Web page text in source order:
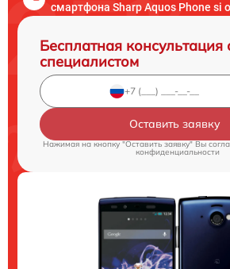
смартфона Sharp Aquos Phone si
Бесплатная консультация
специалистом
Оставить заявку
Нажимая на кнопку "Оставить заявку" Вы
конфиденциальности